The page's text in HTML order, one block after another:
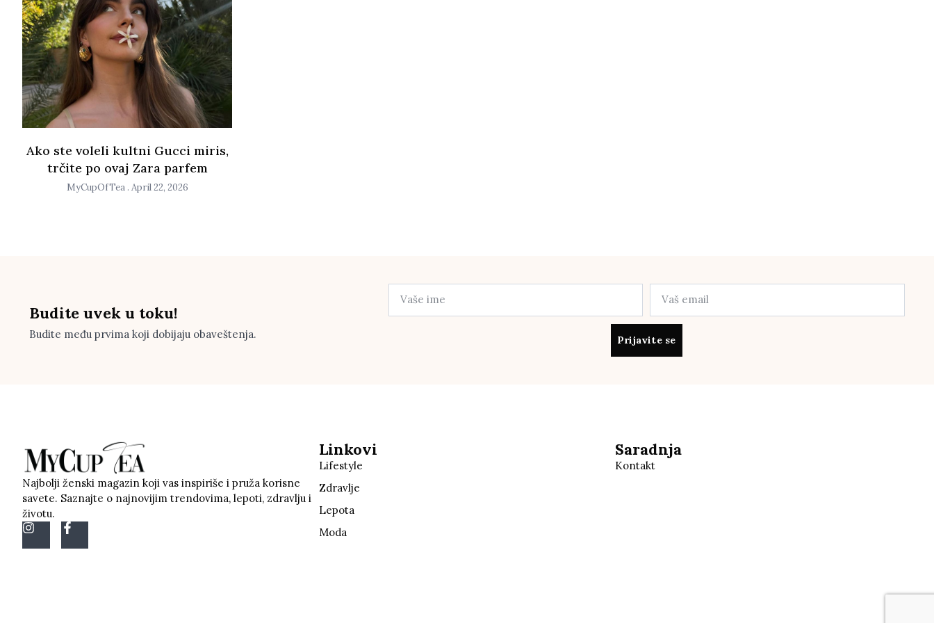
Ako ste voleli kultni Gucci miris,
trčite po ovaj Zara parfem
MyCupOfTea April 22, 2026
Budite uvek u toku!
Budite među prvima koji dobijaju obaveštenja. Prijavite se
Najbolji ženski magazin koji vas inspiriše i pruža korisne
savete. Saznajte o najnovijim trendovima, lepoti, zdravlju i
životu.
Linkovi
Lifestyle
Zdravlje
Lepota
Moda
Saradnja
Kontakt